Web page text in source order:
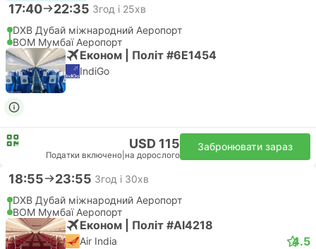
17:40 22:35 3год і 25хв
DXB Дубай міжнародний Аеропорт
BOM Мумбаї Аеропорт
Економ | Політ #6E1454
IndiGo
USD 115
Податки включено на дорослого
Забронювати зараз
18:55 23:55 3год і 30хв
DXB Дубай міжнародний Аеропорт
BOM Мумбаї Аеропорт
Економ | Політ #AI4218
Air India 4.5